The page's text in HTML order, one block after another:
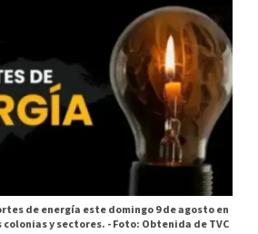
de energía este domingo 9 de agosto en
colonias y sectores. -Foto: Obtenida de TVC